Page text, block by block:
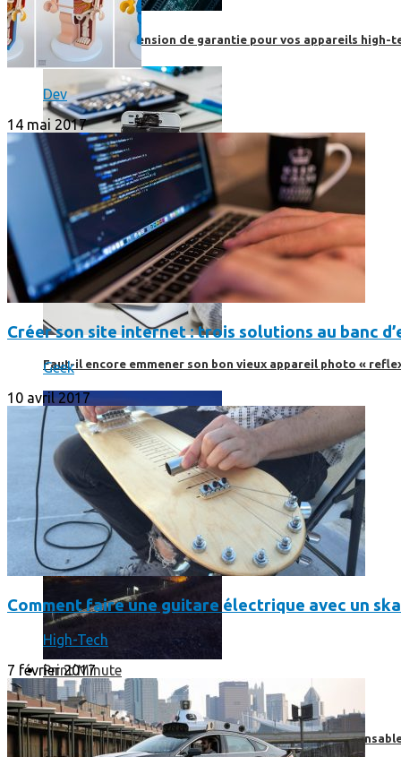
Prendre une extension de garantie pour vos appareils high-
Faut-il encore emmener son bon vieux appareil photo « reflex
Print’Minute
Print'Minute
Pourquoi les outils de Google sont-ils devenus
Dev
14 mai 2017
Créer son site internet : trois solutions au banc
Geek
10 avril 2017
Comment faire une guitare électrique avec un
High-Tech
7 février 2017